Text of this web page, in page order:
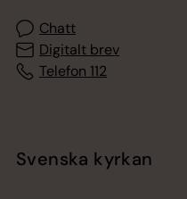
Chatt
Digitalt brev
Telefon 112
Svenska kyrkan